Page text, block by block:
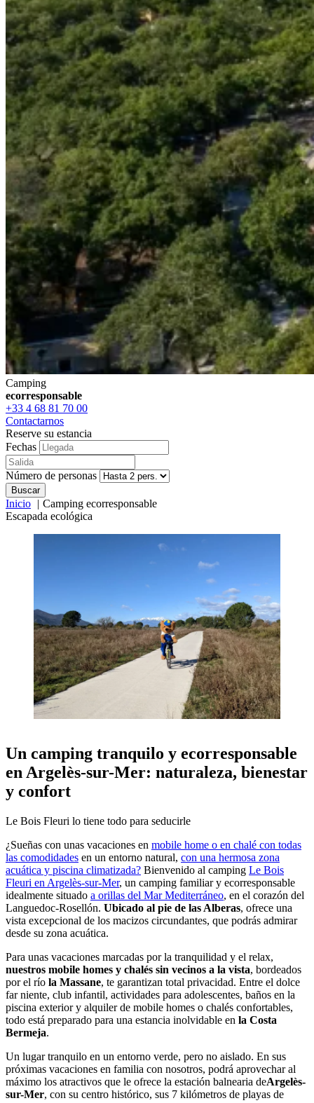
Camping
ecorresponsable
+33 4 68 81 70 00
Contactarnos
Reserve su estancia
Fechas
Número de personas
Buscar
Inicio
Camping ecorresponsable
Escapada ecológica
Un camping tranquilo y ecorresponsable
en Argelès-sur-Mer: naturaleza, bienestar
y confort
Le Bois Fleuri lo tiene todo para seducirle
¿Sueñas con unas vacaciones en mobile home o en chalé con todas
las comodidades en un entorno natural, con una hermosa zona
acuática y piscina climatizada? Bienvenido al camping Le Bois
Fleuri en Argelès-sur-Mer, un camping familiar y ecorresponsable
idealmente situado a orillas del Mar Mediterráneo, en el corazón del
Languedoc-Rosellón. Ubicado al pie de las Alberas, ofrece una
vista excepcional de los macizos circundantes, que podrás admirar
desde su zona acuática.
Para unas vacaciones marcadas por la tranquilidad y el relax,
nuestros mobile homes y chalés sin vecinos a la vista, bordeados
por el río la Massane, te garantizan total privacidad. Entre el dolce
far niente, club infantil, actividades para adolescentes, baños en la
piscina exterior y alquiler de mobile homes o chalés confortables,
todo está preparado para una estancia inolvidable en la Costa
Bermeja.
Un lugar tranquilo en un entorno verde, pero no aislado. En sus
próximas vacaciones en familia con nosotros, podrá aprovechar al
máximo los atractivos que le ofrece la estación balnearia deArgelès-
sur-Mer, con su centro histórico, sus 7 kilómetros de playas de